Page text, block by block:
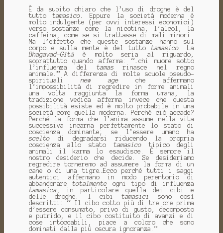
È da subito chiaro che l’uso di droghe è del
tutto tamasico. Eppure la società moderna è
molto indulgente (per ovvi interessi economici)
verso sostanze come la nicotina, l’alcol, la
caffeina, come se si trattasse di mali minori.
Ma l’effetto che queste sostanze hanno sul
corpo e sulla mente è del tuttotamasico . La
Bhagavad-Gītāè molto seria al riguardo,
soprattutto quando afferma: “…chi muore sotto
l’influenza del tamas rinasce nel regno
animale.” A differenza di molte scuole pseudo-
spirituali new ageche affermano
l’impossibilità di regredire in forme animali
una volta raggiunta la forma umana, la
tradizione vedica afferma invece che questa
possibilità esiste ed è molto probabile in una
società come quella moderna. Perché ciò accade?
Perché la forma che l’anima assume nella vita
successiva incarna perfettamente lo stato di
coscienza dominante; se l’essere umano ha
scelto di degradarsi riducendo la propria
coscienza allo stato tamasicotipico degli
animali il karma lo esaudisce. È sempre il
nostro desiderio che decide. Se desideriamo
regredire torneremo ad assumere la forma di un
cane o di una tigre…Ecco perché tutti i saggi
autentici affermano in modo perentorio di
abbandonaretotalmente ogni tipo di influenza
tamasica , in particolare quella dei cibi e
delle droghe. I cibitamasici
sono così
descritti: “ Il cibo cotto più di tre ore prima
d’essere consumato, privo di gusto, decomposto
e putrido, e il cibo costituito di avanzi e di
cose intoccabili, piace a coloro che sono
dominati dalla più oscura ignoranza.”